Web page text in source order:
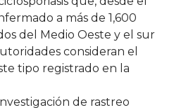
a más de 1,600
del Medio Oeste y el sur
consideran el
tipo registrado en la
de rastreo